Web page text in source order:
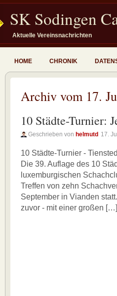
SK Sodingen
Aktuelle Vereinsnachrichten
HOME CHRONIK
Archiv vom 17.
10 Städte-Turnier:
Geschrieben von helmutd 17.
10 Städte-Turnier -
Die 39. Auflage des 10
luxemburgischen
Treffen von zehn
September in Vianden
zuvor - mit einer großen […]